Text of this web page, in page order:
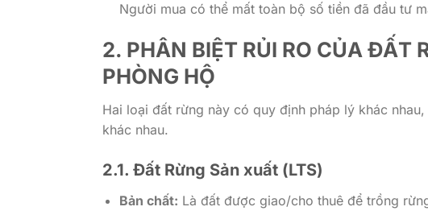
Người mua có thể mất toàn bộ số tiền đã đầu tư
2. PHÂN BIỆT RỦI RO CỦA ĐẤT
PHÒNG HỘ
Hai loại đất rừng này có quy định pháp lý khác
khác nhau.
2.1. Đất Rừng Sản xuất (LTS)
Bản chất: Là đất được giao/cho thuê để trồng